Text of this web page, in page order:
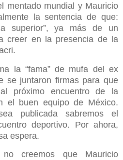
mentado mundial y Mauricio
la sentencia de que:
superior”, ya más de un
creer en la presencia de la
la “fama” de mufa del ex
se juntaron firmas para que
próximo encuentro de la
el buen equipo de México.
publicada sabremos el
deportivo. Por ahora,
espera.
creemos que Mauricio